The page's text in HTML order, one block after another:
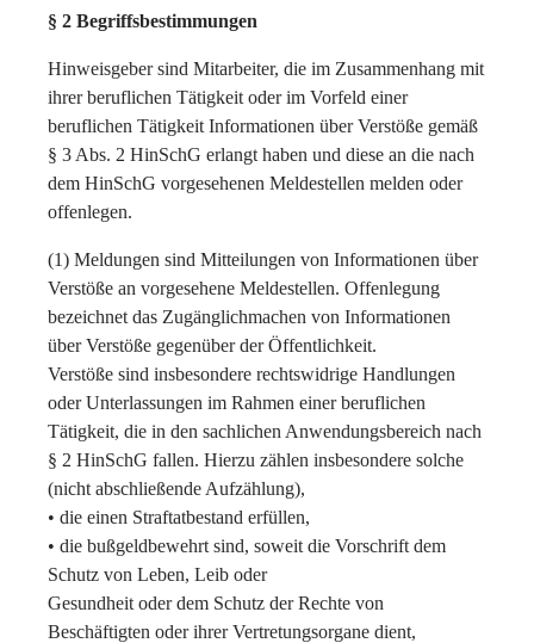
§ 2 Begriffsbestimmungen
Hinweisgeber sind Mitarbeiter, die im Zusammenhang mit
ihrer beruflichen Tätigkeit oder im Vorfeld einer
beruflichen Tätigkeit Informationen über Verstöße gemäß
§ 3 Abs. 2 HinSchG erlangt haben und diese an die nach
dem HinSchG vorgesehenen Meldestellen melden oder
offenlegen.
(1) Meldungen sind Mitteilungen von Informationen über
Verstöße an vorgesehene Meldestellen. Offenlegung
bezeichnet das Zugänglichmachen von Informationen
über Verstöße gegenüber der Öffentlichkeit.
Verstöße sind insbesondere rechtswidrige Handlungen
oder Unterlassungen im Rahmen einer beruflichen
Tätigkeit, die in den sachlichen Anwendungsbereich nach
§ 2 HinSchG fallen. Hierzu zählen insbesondere solche
(nicht abschließende Aufzählung),
• die einen Straftatbestand erfüllen,
• die bußgeldbewehrt sind, soweit die Vorschrift dem
Schutz von Leben, Leib oder
Gesundheit oder dem Schutz der Rechte von
Beschäftigten oder ihrer Vertretungsorgane dient,